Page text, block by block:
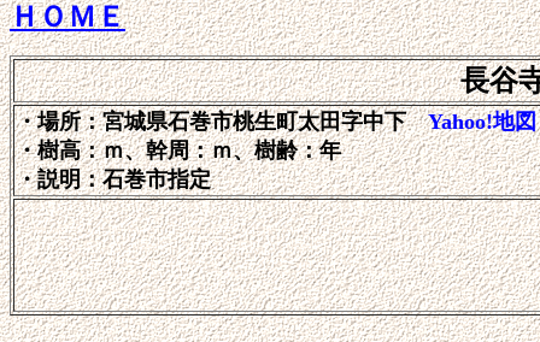
ＨＯＭＥ
長谷
・場所：宮城県石巻市桃生町太田字中下
Yahoo!地図
・樹高：ｍ、幹周：ｍ、樹齢：年
・説明：石巻市指定